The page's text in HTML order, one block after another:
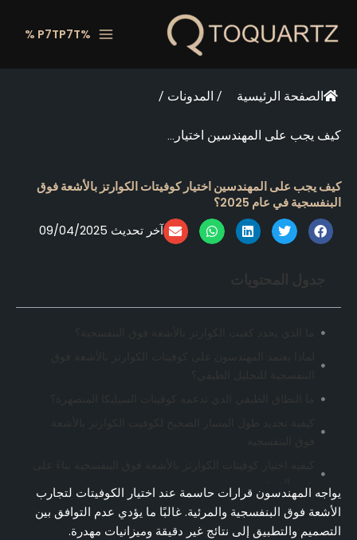
المحتوى
%P7TP7T %
الصفحة الرئيسية / المدونات /
كيف يجب على المهندسين اختيار...
كيف يجب على المهندسين اختيار كوفيتات الكوارتز بالأشعة فوق
البنفسجية في عام 2025؟
آخر تحديث 09/04/2025
كيفية الاختيار بين كوفيت الأشعة فوق البنفسجية والكوارتز
القياسي
يواجه المهندسون قرارات حاسمة عند اختيار الكوفيتات لتجارب
الأشعة فوق البنفسجية والمرئية. غالبًا ما يؤدي عدم التوافق بين
التصميم والتطبيق إلى نتائج غير دقيقة وميزانيات مهدرة.